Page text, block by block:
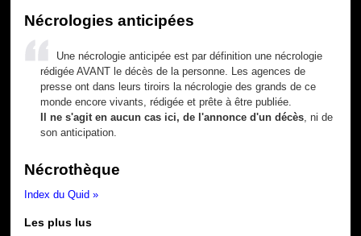
Nécrologies anticipées
Une nécrologie anticipée est par définition une nécrologie
rédigée AVANT le décès de la personne. Les agences de
presse ont dans leurs tiroirs la nécrologie des grands de ce
monde encore vivants, rédigée et prête à être publiée.
Il ne s'agit en aucun cas ici, de l'annonce d'un décès , ni de
son anticipation.
Nécrothèque
Index du Quid »
Les plus lus